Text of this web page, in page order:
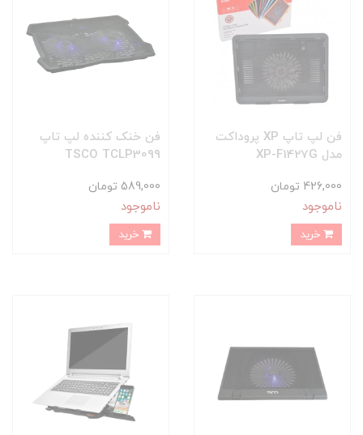
فن لپ تاپ XP پروداکت
مدل XP-F1427G
426,000 تومان
ناموجود
فن خنک کننده لپ تاپ
TSCO TCLP3099
589,000 تومان
ناموجود